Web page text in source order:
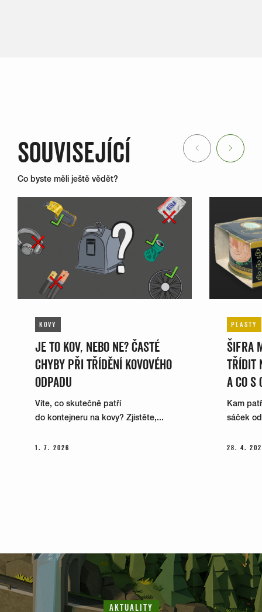
SOUVISEJÍCÍ
Co byste měli ještě vědět?
Previous
KOVY
JE TO KOV, NEBO NE? ČASTÉ
CHYBY PŘI TŘÍDĚNÍ KOVOVÉHO
ODPADU
Víte, co skutečně patří
do kontejneru na kovy? Zjistěte,...
1. 7. 2026
PLASTY
ŠIFRA
TŘÍDIT
A CO S
Kam
sáček
28. 4.
Next
AKTUALITY